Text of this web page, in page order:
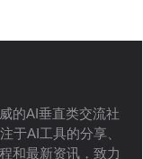
的AI垂直类交流社
于AI工具的分享、
和最新资讯，致力